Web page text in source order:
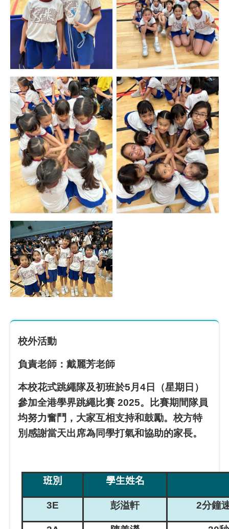
校外活動
負責老師：戴麗芳老師
本校花式跳繩隊及初班於5月4日（星期日）
參加全港學界跳繩比賽 2025。比賽期間隊員
均努力奮鬥，大家互相支持和鼓勵。校方特
別感謝當天出席為同學打氣和協助的家長。
班別 學生姓名
3E 彭溢軒 2分鐘